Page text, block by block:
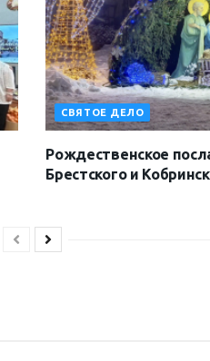
СВЯТОЕ ДЕЛО
Рождественское
Брестского и